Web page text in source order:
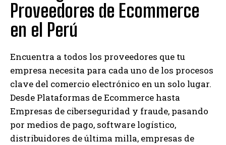
Proveedores de Ecommerce
en el Perú
Encuentra a todos los proveedores que tu
empresa necesita para cada uno de los procesos
clave del comercio electrónico en un solo lugar.
Desde Plataformas de Ecommerce hasta
Empresas de ciberseguridad y fraude, pasando
por medios de pago, software logístico,
distribuidores de última milla, empresas de